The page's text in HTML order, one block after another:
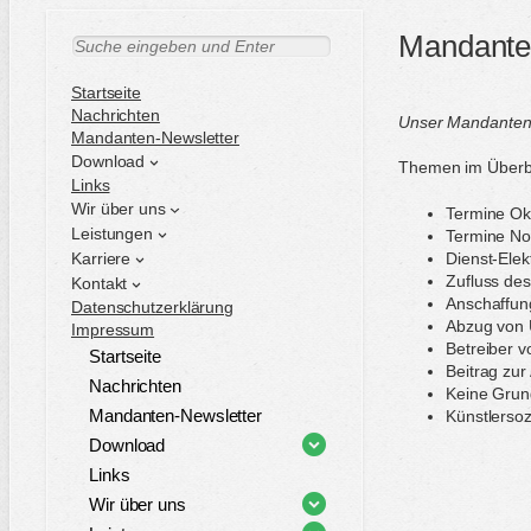
S
c
h
e
n
Startseite
Nachrichten
Mandanten-Newsletter
Download
Links
Wir über uns
Leistungen
Karriere
Kontakt
Datenschutzerklärung
Impressum
Startseite
Nachrichten
Mandanten-Newsletter
Download
Links
Wir über uns
Unser
Themen im
Termine
Termine
Dienst-
Zufluss
Abzug von
Betreiber
Beitrag zur
Keine